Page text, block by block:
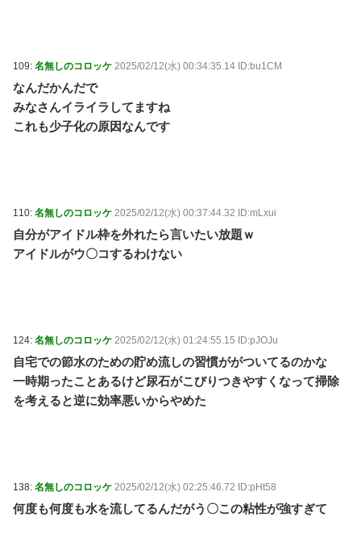
109: 名無しのコロッケ 2025/02/12(水) 00:34:35.14 ID:bu1CM
なんだかんだで
みなさんイライラしてますね
これも少子化の原因なんです
110: 名無しのコロッケ 2025/02/12(水) 00:37:44.32 ID:mLxui
自分がアイドル枠を外れたら言いたい放題ｗ
アイドルがウ〇コするわけない
124: 名無しのコロッケ 2025/02/12(水) 01:24:55.15 ID:pJOJu
自宅での節水のための貯め流しの習慣ががついてるのかな
一時期ったことあるけど尿石がこびりつきやすくなって掃除
を考えると逆に効率悪いからやめた
138: 名無しのコロッケ 2025/02/12(水) 02:25:46.72 ID:pHt58
何度も何度も水を流してるんだがう〇この粘性が強すぎて